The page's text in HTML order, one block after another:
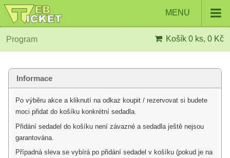
MENU
Program Košík 0 ks, 0 Kč
Informace
Po výběru akce a kliknutí na odkaz koupit / rezervovat si budete
moci přidat do košíku konkrétní sedadla.
Přidání sedadel do košíku není závazné a sedadla ještě nejsou
garantována.
Případná sleva se vybírá po přidání sedadel v košíku (pokud je na